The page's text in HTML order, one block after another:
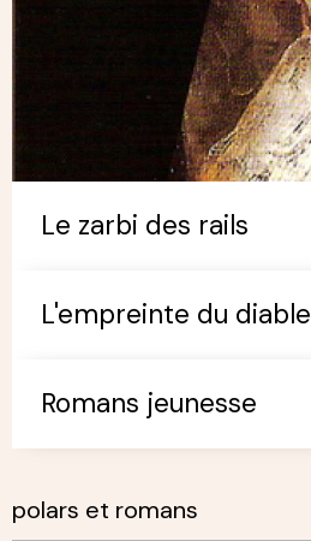
Le zarbi des rails
L'empreinte du diable
Romans jeunesse
polars et romans